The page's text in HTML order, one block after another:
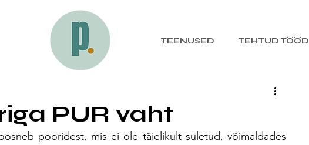
TEENUSED TEHTUD TÖÖD
PUR vaht
pooridest, mis ei ole täielikult suletud, võimaldades